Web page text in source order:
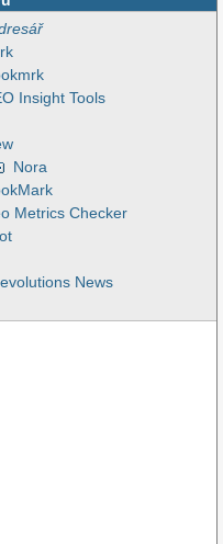
Insight Tools
Nora
Metrics Checker
News